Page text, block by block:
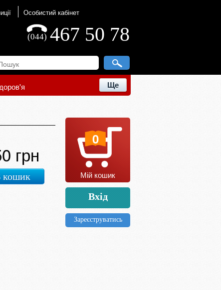
Особистий кабінет
467 50 78
(044)
Ще
грн
кошик
0
Мій кошик
Вхід
Зареєструватись